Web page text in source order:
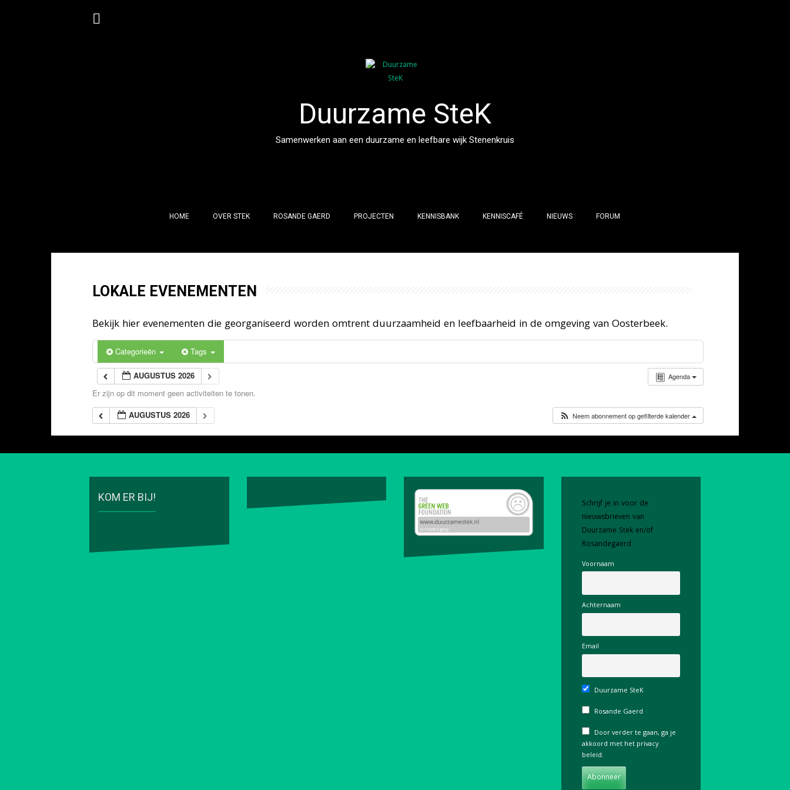
Duurzame SteK
Samenwerken aan een duurzame en leefbare wijk Stenenkruis
HOME OVER STEK ROSANDE GAERD PROJECTEN KENNISBANK KENNISCAFÉ NIEUWS FORUM
LOKALE EVENEMENTEN
Bekijk hier evenementen die georganiseerd worden omtrent duurzaamheid en leefbaarheid in de omgeving van Oosterbeek.
Categorieën Tags
Agenda
AUGUSTUS 2026
Er zijn op dit moment geen activiteiten te tonen.
AUGUSTUS 2026
Neem abonnement op gefilterde kalender
KOM ER BIJ!
Schrijf je in voor de
nieuwsbrieven van
Duurzame Stek en/of
Rosandegaerd
Voornaam
Achternaam
Email
Duurzame SteK
Rosande Gaerd
Door verder te gaan, ga je
akkoord met het privacy
beleid.